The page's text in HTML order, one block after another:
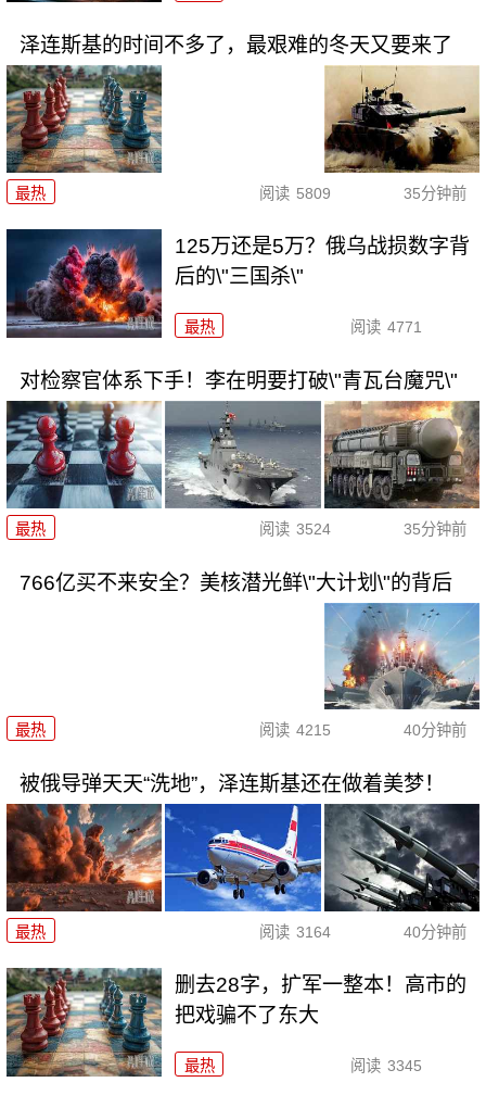
泽连斯基的时间不多了，最艰难的冬天又要来了
最热 阅读 5809 35分钟前
125万还是5万？俄乌战损数字背
后的\"三国杀\"
最热 阅读 4771
对检察官体系下手！李在明要打破\"青瓦台魔咒\"
最热 阅读 3524 35分钟前
766亿买不来安全？美核潜光鲜\"大计划\"的背后
最热 阅读 4215 40分钟前
被俄导弹天天“洗地”，泽连斯基还在做着美梦！
最热 阅读 3164 40分钟前
删去28字，扩军一整本！高市的
把戏骗不了东大
最热 阅读 3345